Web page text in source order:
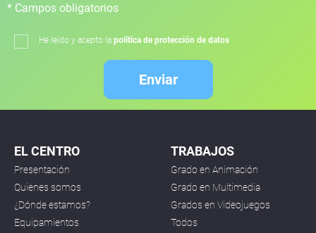
* Campos obligatorios
He leído y acepto la política de protección de datos
Enviar
EL CENTRO
Presentación
Quienes somos
¿Dónde estamos?
Equipamientos
TRABAJOS
Grado en Animación
Grado en Multimedia
Grados en Videojuegos
Todos